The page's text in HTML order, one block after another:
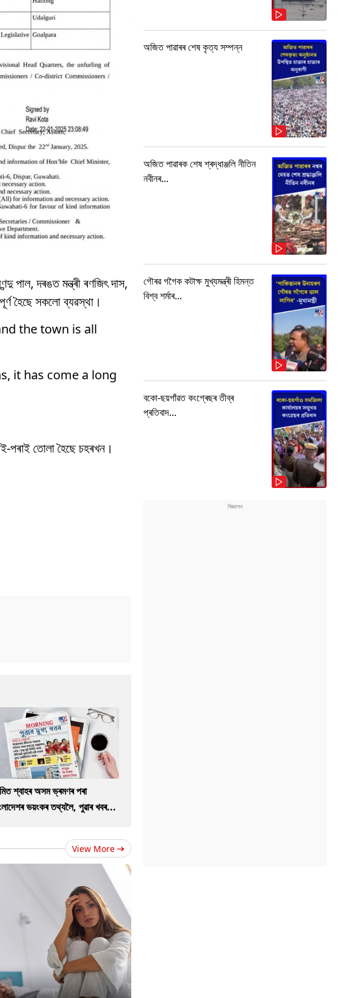
পাল, দৰঙত মন্ত্ৰী ৰণজিৎ দাস,
হৈছে সকলো ব্যৱস্থা।
the town is all
it has come a long
পৰাই তোলা হৈছে চহৰখন।
শ্বাহৰ অসম ভ্ৰমণৰ পৰা
ভয়ংকৰ তথ্যলৈ, পুৱাৰ খবৰ...
View More
অজিত পাৱাৰৰ শেষ কৃত্য সম্পন্ন
অজিত পাৱাৰক শেষ শ্ৰদ্ধাঞ্জলি নীতিন
নবীনৰ...
গৌৰৱ গগৈক কটাক্ষ মুখ্যমন্ত্ৰী হিমন্ত
বিশ্ব শৰ্মাৰ...
বকো-ছয়গাঁৱত কংগ্ৰেছৰ তীব্ৰ
প্ৰতিবাদ...